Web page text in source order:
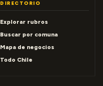
DIRECTORIO
Explorar rubros
Buscar por comuna
Mapa de negocios
Todo Chile